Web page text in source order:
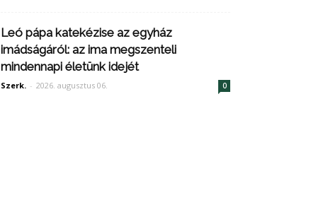
Leó pápa katekézise az egyház
imádságáról: az ima megszenteli
mindennapi életünk idejét
Szerk. - 2026. augusztus 06. 0